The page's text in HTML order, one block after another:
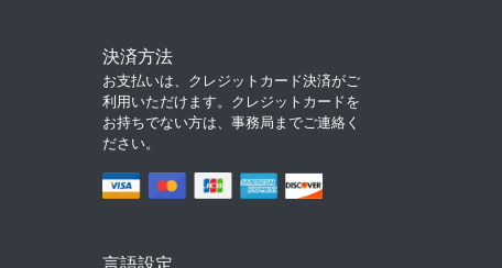
決済方法
お支払いは、クレジットカード決済がご
利用いただけます。クレジットカードを
お持ちでない方は、事務局までご連絡く
ださい。
言語設定